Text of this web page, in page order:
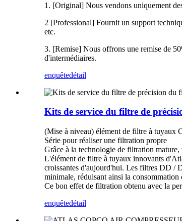
1. [Original] Nous vendons uniquement
2 [Professional] Fournit un support
etc.
3. [Remise] Nous offrons une remise de
d'intermédiaires.
enquêtedétail
Kits de service du filtre de
(Mise à niveau) élément de filtre à tuyaux
Série pour réaliser une filtration propre
Grâce à la technologie de filtration
L'élément de filtre à tuyaux innovants
croissantes d'aujourd'hui. Les filtres DD /
minimale, réduisant ainsi la consommation
Ce bon effet de filtration obtenu avec la
enquêtedétail